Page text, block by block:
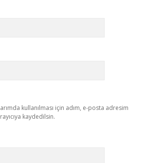
kullanılması için adım, e-posta adresim
kaydedilsin.